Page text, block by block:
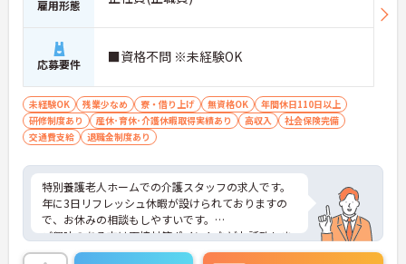
雇用形態
応募要件 ■資格不問 ※未経験OK
未経験OK 残業少なめ 寮・借り上げ 無資格OK
年間休日110日以上
研修制度あり
産休･育休･介護休暇取得実績あり 高収入
社会保険完備
交通費支給
退職金制度あり
特別養護老人ホームでの介護スタッフの求人です。
年に3日リフレッシュ休暇が設けられておりますの
で、お休みの相談もしやすいです。
ご興味のある方は面接対策ポイントなどお話致しま
すのでお気軽にお問い合わせください。